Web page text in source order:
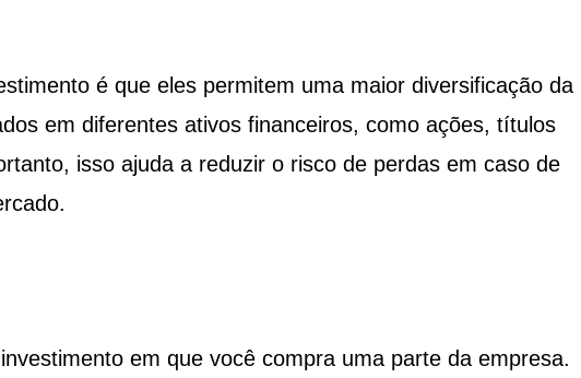
é que eles permitem uma maior diversificação da
em diferentes ativos financeiros, como ações, títulos
isso ajuda a reduzir o risco de perdas em caso de
em que você compra uma parte da empresa.